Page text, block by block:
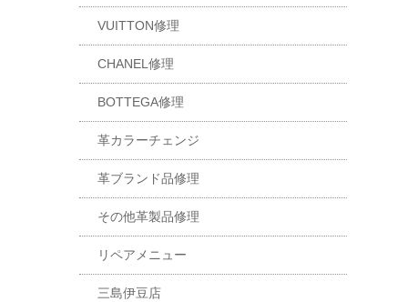
VUITTON修理
CHANEL修理
BOTTEGA修理
革カラーチェンジ
革ブランド品修理
その他革製品修理
リペアメニュー
三島伊豆店